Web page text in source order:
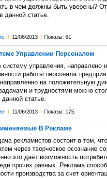
в чем должны быть уверены?
данной статье.
l 11/06/2013 l Показы: 61
Управлении Персоналом
систeму управления, направлено
работы персонала
на положительную
и трудностями можно
статье.
l 11/06/2013 l Показы: 175
В Рекламе
рекламистов состоит в том,
через творческое осознание
это даёт возможность
прочих равных. Реклама
производства за счет